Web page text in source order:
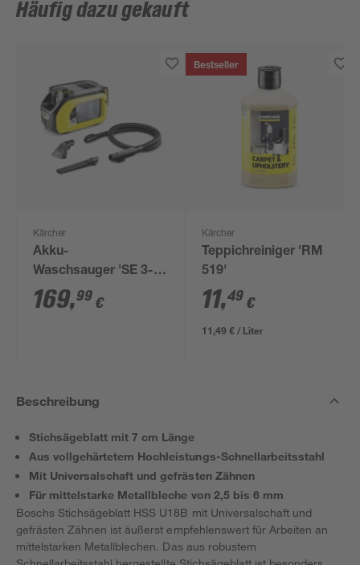
Häufig dazu gekauft
Kärcher
Akku-
Waschsauger 'SE 3-
18 Compact' ohne
Akku und Ladegerät
169,99 €
Bestseller
Kärcher
Teppichreiniger 'RM
519'
11,49 €
11,49 € / Liter
Beschreibung
Stichsägeblatt mit 7 cm Länge
Aus vollgehärtetem Hochleistungs-Schnellarbeitsstahl
Mit Universalschaft und gefrästen Zähnen
Für mittelstarke Metallbleche von 2,5 bis 6 mm
Boschs Stichsägeblatt HSS U18B mit Universalschaft und
gefrästen Zähnen ist äußerst empfehlenswert für Arbeiten an
mittelstarken Metallblechen. Das aus robustem